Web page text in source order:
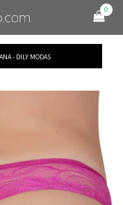
0
- DILY MODAS